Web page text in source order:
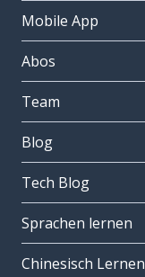
Mobile App
Abos
Team
Blog
Tech Blog
Sprachen lernen
Chinesisch Lernen